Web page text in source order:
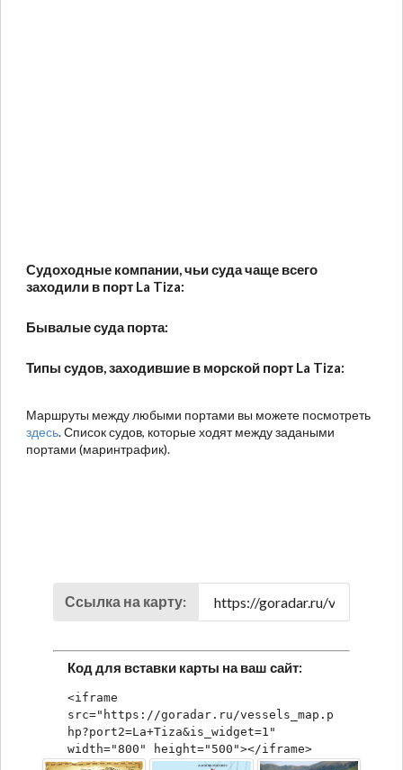
Судоходные компании, чьи суда чаще всего
заходили в порт La Tiza:
Бывалые суда порта:
Типы судов, заходившие в морской порт La Tiza:
Маршруты между любыми портами вы можете посмотреть
здесь. Список судов, которые ходят между задаными
портами (маринтрафик).
Ссылка на карту:
Код для вставки карты на ваш сайт:
<iframe
src="https://goradar.ru/vessels_map.p
hp?port2=La+Tiza&is_widget=1"
width="800" height="500"></iframe>